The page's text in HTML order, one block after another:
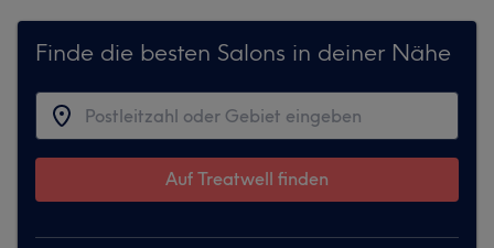
Finde die besten Salons in deiner Nähe
Auf Treatwell finden